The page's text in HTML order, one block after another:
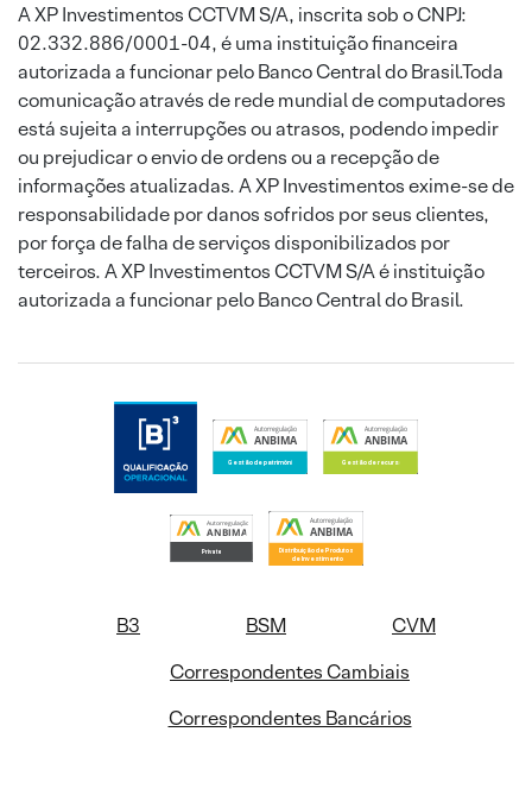
A XP Investimentos CCTVM S/A, inscrita sob o CNPJ:
02.332.886/0001-04, é uma instituição financeira
autorizada a funcionar pelo Banco Central do Brasil.Toda
comunicação através de rede mundial de computadores
está sujeita a interrupções ou atrasos, podendo impedir
ou prejudicar o envio de ordens ou a recepção de
informações atualizadas. A XP Investimentos exime-se de
responsabilidade por danos sofridos por seus clientes,
por força de falha de serviços disponibilizados por
terceiros. A XP Investimentos CCTVM S/A é instituição
autorizada a funcionar pelo Banco Central do Brasil.
B3 BSM
CVM
Correspondentes Cambiais
Correspondentes Bancários